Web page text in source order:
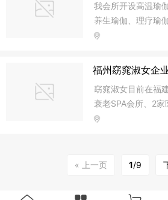
作，互利双赢，共
我会所开设高温瑜
养生瑜伽、理疗瑜
等时尚人士喜爱的
肚皮舞等健身热舞。
福州窈窕淑女企
窈窕淑女目前在福
衰老SPA会所、2
有生之养农林科技
员30000余人、员
« 上一页 1/9